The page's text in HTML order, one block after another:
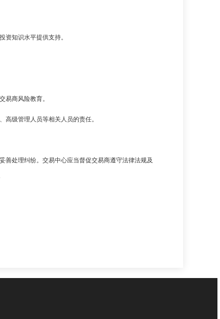
资知识水平提供支持。
易商风险教育。
级管理人员等相关人员的责任。
善处理纠纷。交易中心应当督促交易商遵守法律法规及